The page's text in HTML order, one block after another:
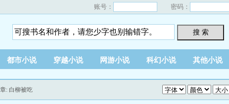
账号： 密码：
搜 索
都市小说 穿越小说 网游小说 科幻小说 其他小说
: 白柳被吃